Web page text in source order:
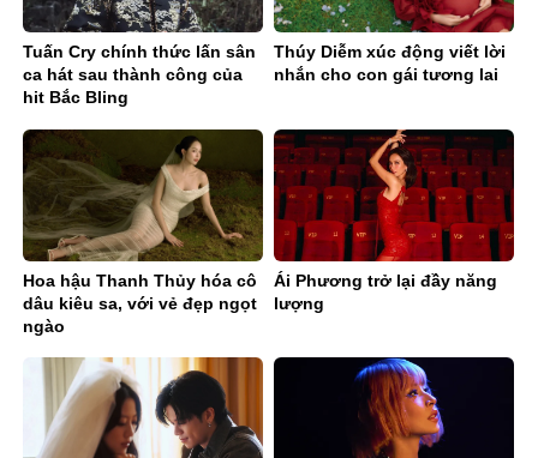
Tuấn Cry chính thức lấn sân
ca hát sau thành công của
hit Bắc Bling
Thúy Diễm xúc động viết lời
nhắn cho con gái tương lai
Hoa hậu Thanh Thủy hóa cô
dâu kiêu sa, với vẻ đẹp ngọt
ngào
Ái Phương trở lại đầy năng
lượng